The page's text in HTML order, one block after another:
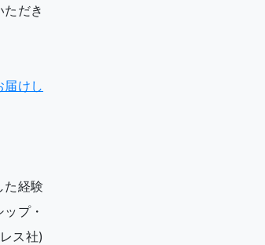
だき
届けし
た経験
プ・
ス社)